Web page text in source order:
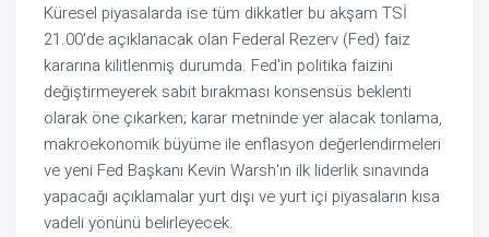
Küresel piyasalarda ise tüm dikkatler bu akşam TSİ
21.00'de açıklanacak olan Federal Rezerv (Fed) faiz
kararına kilitlenmiş durumda. Fed'in politika faizini
değiştirmeyerek sabit bırakması konsensüs beklenti
olarak öne çıkarken; karar metninde yer alacak tonlama,
makroekonomik büyüme ile enflasyon değerlendirmeleri
ve yeni Fed Başkanı Kevin Warsh'ın ilk liderlik sınavında
yapacağı açıklamalar yurt dışı ve yurt içi piyasaların kısa
vadeli yönünü belirleyecek.